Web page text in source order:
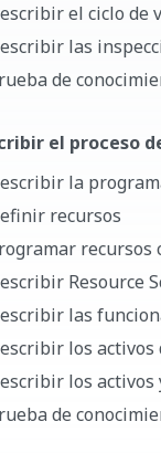
el ciclo de
las
de
el proceso
la
recursos
recursos
Resource
las
los activos
los activos
de